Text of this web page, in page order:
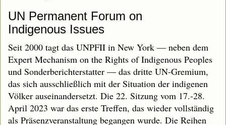
UN Permanent Forum on
Indigenous Issues
Seit 2000 tagt das UNPFII in New York — neben dem
Expert Mechanism on the Rights of Indigenous Peoples
und Sonderberichterstatter — das dritte UN-Gremium,
das sich ausschließlich mit der Situation der indigenen
Völker auseinandersetzt. Die 22. Sitzung vom 17.-28.
April 2023 war das erste Treffen, das wieder vollständig
als Präsenzveranstaltung begangen wurde. Die Reihen